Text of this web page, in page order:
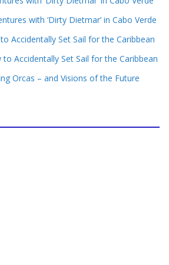
with ‘Dirty Dietmar’ in Cabo Verde
Accidentally Set Sail for the Caribbean
to Accidentally Set Sail for the Caribbean
Orcas – and Visions of the Future